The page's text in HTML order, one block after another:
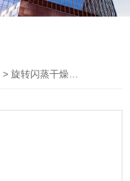
>旋转闪蒸干燥机